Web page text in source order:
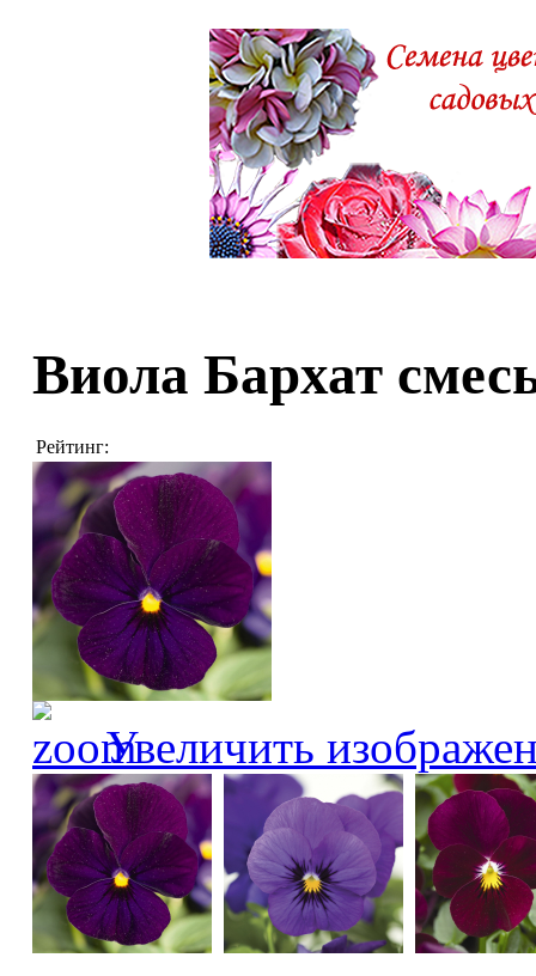
Виола Бархат
Рейтинг:
Увеличить